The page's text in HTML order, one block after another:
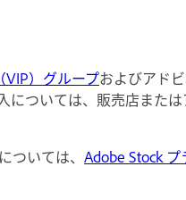
）グループおよびアド
については、販売店また
いては、 Adobe Stock